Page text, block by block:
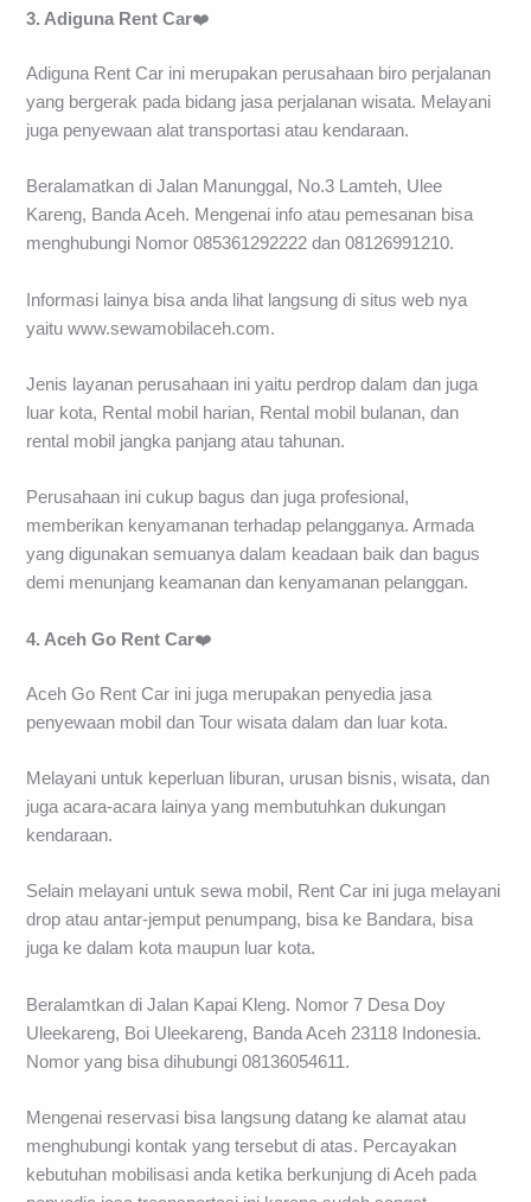
3. Adiguna Rent Car❤️
Adiguna Rent Car ini merupakan perusahaan biro perjalanan
yang bergerak pada bidang jasa perjalanan wisata. Melayani
juga penyewaan alat transportasi atau kendaraan.
Beralamatkan di Jalan Manunggal, No.3 Lamteh, Ulee
Kareng, Banda Aceh. Mengenai info atau pemesanan bisa
menghubungi Nomor 085361292222 dan 08126991210.
Informasi lainya bisa anda lihat langsung di situs web nya
yaitu www.sewamobilaceh.com.
Jenis layanan perusahaan ini yaitu perdrop dalam dan juga
luar kota, Rental mobil harian, Rental mobil bulanan, dan
rental mobil jangka panjang atau tahunan.
Perusahaan ini cukup bagus dan juga profesional,
memberikan kenyamanan terhadap pelangganya. Armada
yang digunakan semuanya dalam keadaan baik dan bagus
demi menunjang keamanan dan kenyamanan pelanggan.
4. Aceh Go Rent Car❤️
Aceh Go Rent Car ini juga merupakan penyedia jasa
penyewaan mobil dan Tour wisata dalam dan luar kota.
Melayani untuk keperluan liburan, urusan bisnis, wisata, dan
juga acara-acara lainya yang membutuhkan dukungan
kendaraan.
Selain melayani untuk sewa mobil, Rent Car ini juga melayani
drop atau antar-jemput penumpang, bisa ke Bandara, bisa
juga ke dalam kota maupun luar kota.
Beralamtkan di Jalan Kapai Kleng. Nomor 7 Desa Doy
Uleekareng, Boi Uleekareng, Banda Aceh 23118 Indonesia.
Nomor yang bisa dihubungi 08136054611.
Mengenai reservasi bisa langsung datang ke alamat atau
menghubungi kontak yang tersebut di atas. Percayakan
kebutuhan mobilisasi anda ketika berkunjung di Aceh pada